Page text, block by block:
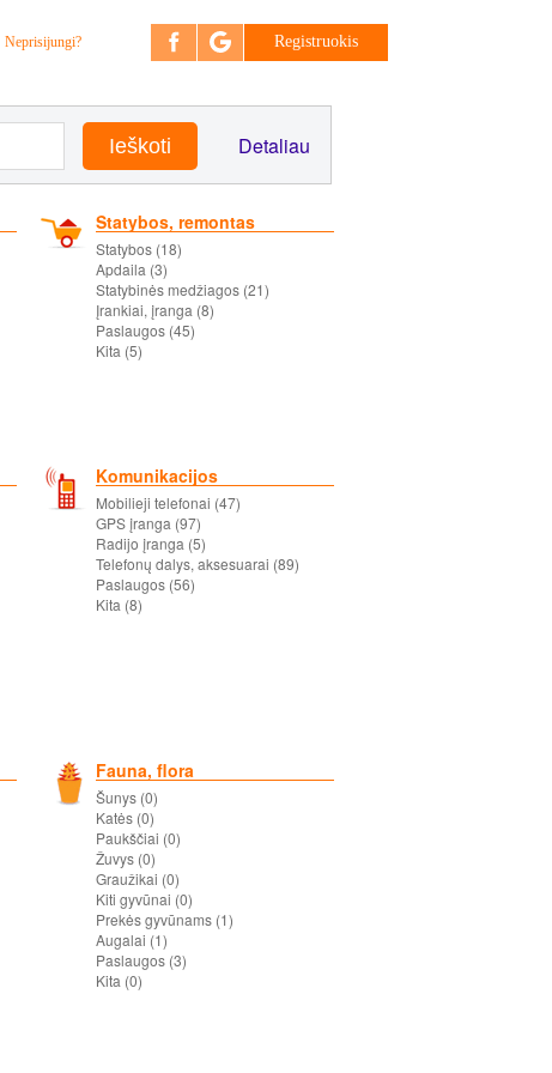
Neprisijungi? Registruokis
Detaliau
Statybos, remontas
Statybos (18)
Apdaila (3)
Statybinės medžiagos (21)
Įrankiai, įranga (8)
Paslaugos (45)
Kita (5)
Komunikacijos
Mobilieji telefonai (47)
GPS įranga (97)
Radijo įranga (5)
Telefonų dalys, aksesuarai (89)
Paslaugos (56)
Kita (8)
Fauna, flora
Šunys (0)
Katės (0)
Paukščiai (0)
Žuvys (0)
Graužikai (0)
Kiti gyvūnai (0)
Prekės gyvūnams (1)
Augalai (1)
Paslaugos (3)
Kita (0)